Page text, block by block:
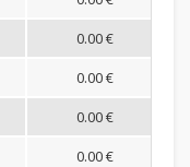
0.00 €
0.00 €
0.00 €
0.00 €